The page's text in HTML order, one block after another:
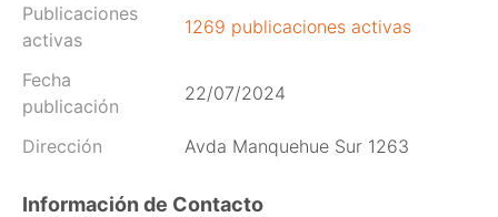
Publicaciones
activas
1269 publicaciones activas
Fecha
publicación
22/07/2024
Dirección Avda Manquehue Sur 1263
Información de Contacto